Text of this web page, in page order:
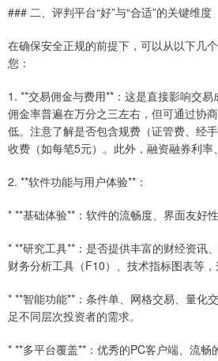
### 二、评判平台“好”与“合适”的关键维度
在确保安全正规的前提下，可以从以下几
您：
1. **交易佣金与费用**：这是直接影响交
佣金率普遍在万分之三左右，但可通过协
低。注意了解是否包含规费（证管费、经
收费（如每笔5元）。此外，融资融券利率
2. **软件功能与用户体验**：
* **基础体验**：软件的流畅度、界面友好
* **研究工具**：是否提供丰富的财经资讯
财务分析工具（F10）、技术指标图表等，
* **智能功能**：条件单、网格交易、量化
足不同层次投资者的需求。
* **多平台覆盖**：优秀的PC客户端、流畅